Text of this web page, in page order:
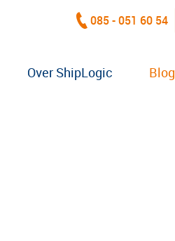
085 - 051 60 54
Over ShipLogic Blog